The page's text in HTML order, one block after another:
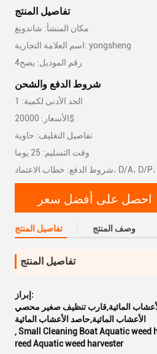
تفاصيل المنتج
مكان المنشأ: شاندونغ
اسم العلامة التجارية: yongsheng
رقم الموديل: يصح4
شروط الدفع والشحن
الحد الأدنى لكمية: 1
الأسعار: 20000$
تفاصيل التغليف: حاوية
وقت التسليم: 25 يوما
احصل على أفضل سعر
تفاصيل المنتج وصف المنتج
تفاصيل المنتج
إبراز:
المائية,قارب تنظيف صغير محصي
الأعشاب المائية,حاصد الأعشاب المائية
,Small Cleaning Boat Aquatic weed
reed Aquatic weed harvester